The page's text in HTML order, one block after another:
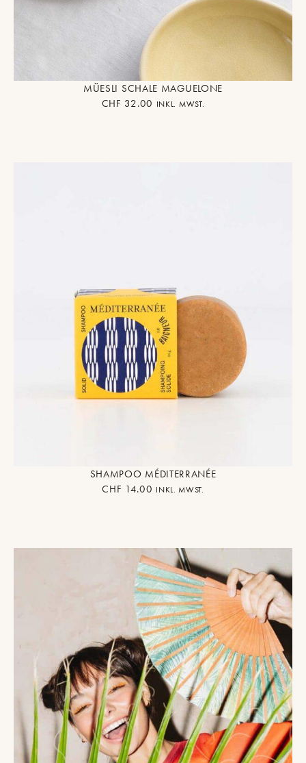
MÜESLI SCHALE MAGUELONE
CHF 32.00 INKL. MWST.
SHAMPOO MÉDITERRANÉE
CHF 14.00 INKL. MWST.